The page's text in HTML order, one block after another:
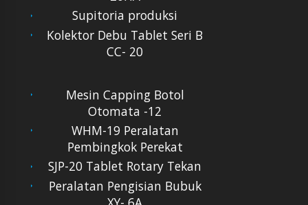
Supitoria produksi
Kolektor Debu Tablet Seri B
CC- 20
Mesin Capping Botol
Otomata -12
WHM-19 Peralatan
Pembingkok Perekat
SJP-20 Tablet Rotary Tekan
Peralatan Pengisian Bubuk